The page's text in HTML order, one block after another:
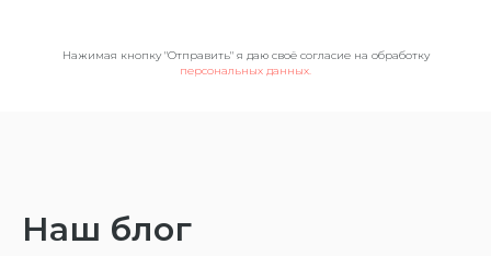
Нажимая кнопку "Отправить" я даю своё согласие на обработку
персональных данных.
Наш блог